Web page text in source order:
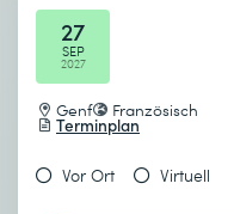
27
SEP
2027
Genf Französisch
Terminplan
Vor Ort Virtuell